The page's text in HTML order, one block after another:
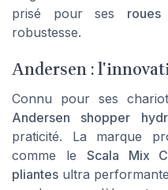
prisé pour ses
robustesse.
Andersen :
Connu pour ses
Andersen shopper
praticité. La marque
comme le Scala Mix
pliantes ultra